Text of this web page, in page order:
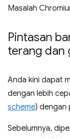
Masalah
Pintasan
terang dan
Anda kini dapat
dengan lebih
scheme) dengan
Sebelumnya,